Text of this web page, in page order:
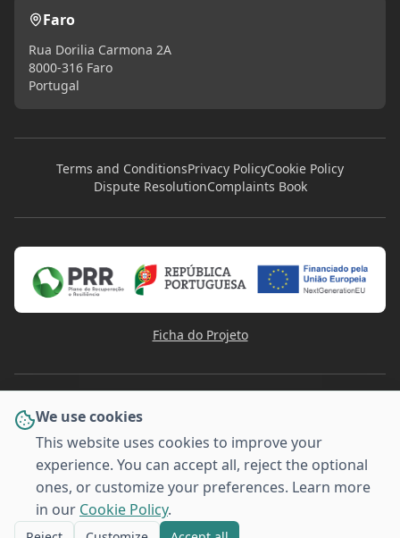
We use cookies
This website uses cookies to improve your
experience. You can accept all, reject the optional
ones, or customize your preferences. Learn more
in our Cookie Policy.
Faro
Rua Dorilia Carmona 2A
8000-316 Faro
Portugal
Terms and ConditionsPrivacy PolicyCookie Policy
Dispute ResolutionComplaints Book
Ficha do Projeto
© 2026 Stafforma - Training for Companies. All rights
reserved.
PAYMENT METHODS
VISA AMERICAN
EXPRESS PayPal Pay Googl ePay
MULTI
BANCO
MB WAY